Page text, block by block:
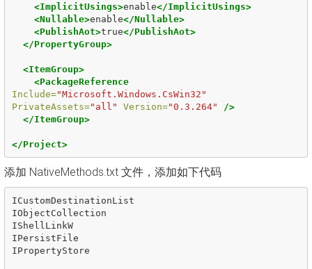
<ImplicitUsings>enable</ImplicitUsings>
<Nullable>enable</Nullable>
<PublishAot>true</PublishAot>
</PropertyGroup>
<ItemGroup>
<PackageReference
Include="Microsoft.Windows.CsWin32"
PrivateAssets="all" Version="0.3.264"
/>
</ItemGroup>
</Project>
添加 NativeMethods.txt 文件，添加如下代码
ICustomDestinationList
IObjectCollection
IShellLinkW
IPersistFile
IPropertyStore